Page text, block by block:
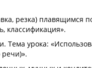
резка) плавящимся
классификация».
Тема урока: